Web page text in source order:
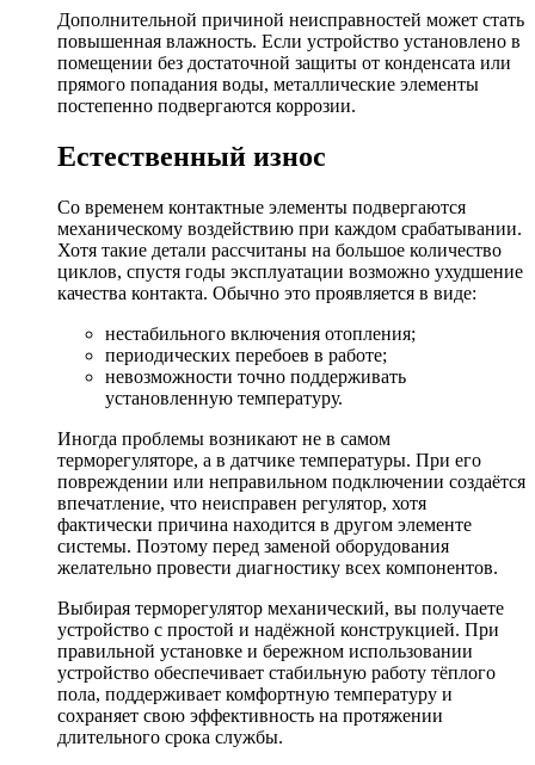
Дополнительной причиной неисправностей может стать
повышенная влажность. Если устройство установлено в
помещении без достаточной защиты от конденсата или
прямого попадания воды, металлические элементы
постепенно подвергаются коррозии.
Естественный износ
Со временем контактные элементы подвергаются
механическому воздействию при каждом срабатывании.
Хотя такие детали рассчитаны на большое количество
циклов, спустя годы эксплуатации возможно ухудшение
качества контакта. Обычно это проявляется в виде:
нестабильного включения отопления;
периодических перебоев в работе;
невозможности точно поддерживать
установленную температуру.
Иногда проблемы возникают не в самом
терморегуляторе, а в датчике температуры. При его
повреждении или неправильном подключении создаётся
впечатление, что неисправен регулятор, хотя
фактически причина находится в другом элементе
системы. Поэтому перед заменой оборудования
желательно провести диагностику всех компонентов.
Выбирая терморегулятор механический, вы получаете
устройство с простой и надёжной конструкцией. При
правильной установке и бережном использовании
устройство обеспечивает стабильную работу тёплого
пола, поддерживает комфортную температуру и
сохраняет свою эффективность на протяжении
длительного срока службы.